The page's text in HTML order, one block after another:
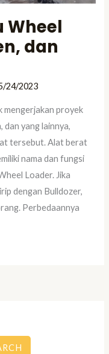
Wheel
dan
24/2023
mengerjakan proyek
dan yang lainnya,
tersebut. Alat berat
nama dan fungsi
Loader. Jika
dengan Bulldozer,
Perbedaannya